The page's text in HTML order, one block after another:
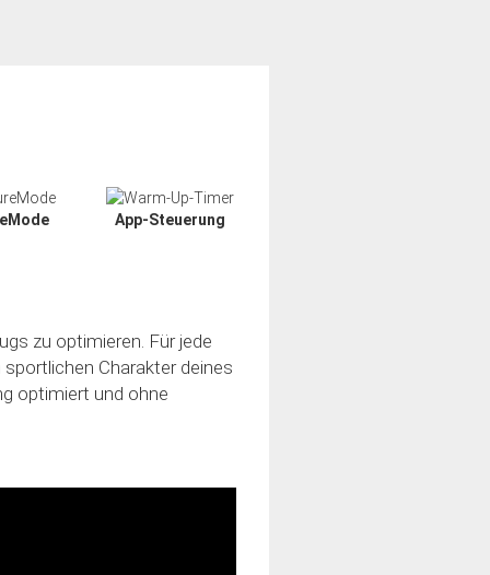
App-Steuerung
zu optimieren. Für jede
Charakter deines
optimiert und ohne